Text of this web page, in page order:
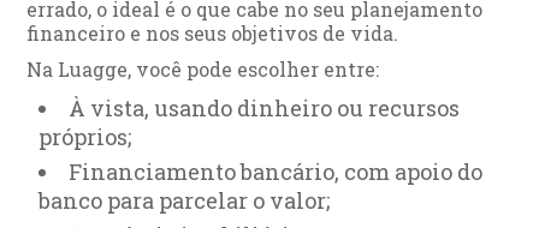
errado, o ideal é o que cabe no seu planejamento
financeiro e nos seus objetivos de vida.
Na Luagge, você pode escolher entre:
À vista, usando dinheiro ou recursos
próprios;
Financiamento bancário, com apoio do
banco para parcelar o valor;